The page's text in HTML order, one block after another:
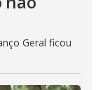
Geral ficou